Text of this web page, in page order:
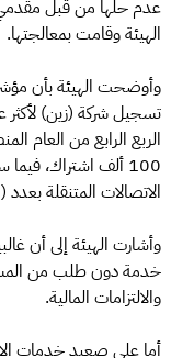
الهيئة وقامت بمعالجتها.
وأوضحت الهيئة بأن
تسجيل شركة (زين) لأكثر
100 ألف اشتراك،
الاتصالات المتنقلة بعدد (3) شكاوى لكل 100 ألف اشتراك.
وأشارت الهيئة إلى أن
خدمة دون طلب من
والالتزامات المالية.
أما على صعيد خدمات